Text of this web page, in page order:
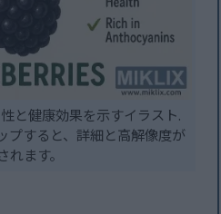
と健康効果を示すイラスト.
プすると、詳細と高解像度が
れます。